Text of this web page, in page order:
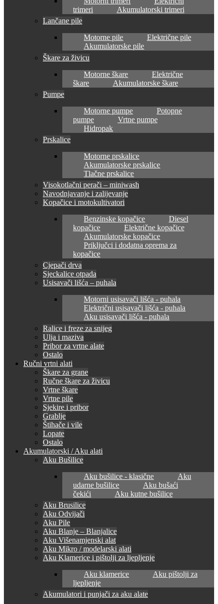
trimeri
Akumulatorski trimeri
Lančane pile
Motorne pile
Električne pile
Akumulatorske pile
Škare za živicu
Motorne škare
Električne
škare
Akumulatorske škare
Pumpe
Motorne pumpe
Potopne
pumpe
Vrtne pumpe
Hidropak
Prskalice
Motorne prskalice
Akumulatorske prskalice
Tlačne prskalice
Visokotlačni perači – miniwash
Navodnjavanje i zalijevanje
Kopačice i motokultivatori
Benzinske kopačice
Diesel
kopačice
Električne kopačice
Akumulatorske kopačice
Priključci i dodatna oprema za
kopačice
Cjepači drva
Sjeckalice otpada
Usisavači lišća – puhala
Motorni usisavači lišća - puhala
Električni usisavači lišća - puhala
Aku usisavači lišća - puhala
Ralice i freze za snijeg
Ulja i maziva
Pribor za vrtne alate
Ostalo
Ručni vrtni alati
Škare za grane
Ručne škare za živicu
Vrtne škare
Vrtne pile
Sjekire i pribor
Grablje
Štihače i vile
Lopate
Ostalo
Akumulatorski / Aku alati
Aku Bušilice
Aku bušilice - klasične
Aku
udarne bušilice
Aku bušaći
čekići
Aku kutne bušilice
Aku Brusilice
Aku Odvijači
Aku Pile
Aku Blanje – Blanjalice
Aku Višenamjenski alat
Aku Mikro / modelarski alati
Aku Klamerice i pištolji za ljepljenje
Aku klamerice
Aku pištolji za
ljepljenje
Akumulatori i punjači za aku alate